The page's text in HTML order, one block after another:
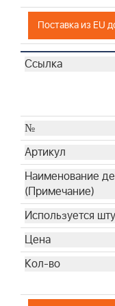
Поставка из EU